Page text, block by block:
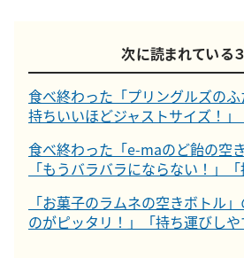
次に読まれている
食べ終わった「プリングルズの
持ちいいほどジャストサイズ！」
食べ終わった「e-maのど飴の空
「もうバラバラにならない！」「
「お菓子のラムネの空きボトル
のがピッタリ！」「持ち運びしや